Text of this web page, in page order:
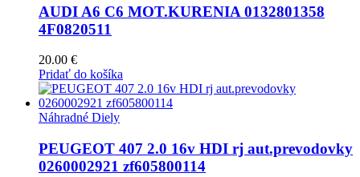
AUDI A6 C6 MOT.KURENIA 0132801358
4F0820511
20.00 €
Pridať do košíka
Náhradné Diely
PEUGEOT 407 2.0 16v HDI rj aut.prevodovky
0260002921 zf605800114